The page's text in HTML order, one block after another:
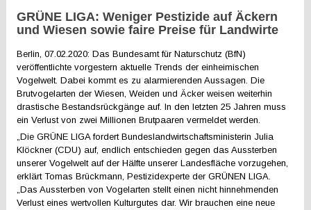
GRÜNE LIGA: Weniger Pestizide auf Äckern
und Wiesen sowie faire Preise für Landwirte
Berlin, 07.02.2020: Das Bundesamt für Naturschutz (BfN)
veröffentlichte vorgestern aktuelle Trends der einheimischen
Vogelwelt. Dabei kommt es zu alarmierenden Aussagen. Die
Brutvogelarten der Wiesen, Weiden und Äcker weisen weiterhin
drastische Bestandsrückgänge auf. In den letzten 25 Jahren muss
ein Verlust von zwei Millionen Brutpaaren vermeldet werden.
„Die GRÜNE LIGA fordert Bundeslandwirtschaftsministerin Julia
Klöckner (CDU) auf, endlich entschieden gegen das Aussterben
unserer Vogelwelt auf der Hälfte unserer Landesfläche vorzugehen,
erklärt Tomas Brückmann, Pestizidexperte der GRÜNEN LIGA.
„Das Aussterben von Vogelarten stellt einen nicht hinnehmenden
Verlust eines wertvollen Kulturgutes dar. Wir brauchen eine neue